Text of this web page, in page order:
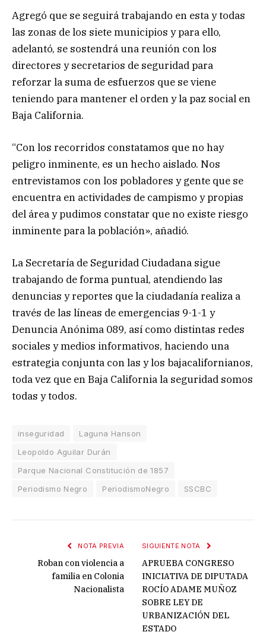
Agregó que se seguirá trabajando en esta y todas
las zonas de los siete municipios y para ello,
adelantó, se sostendrá una reunión con los
directores y secretarios de seguridad para
reforzar la suma de esfuerzos que se viene
teniendo para mantener el orden y la paz social en
Baja California.
“Con los recorridos constatamos que no hay
peligro inminente, es un hecho aislado. Nos
entrevistamos con los pobladores y gente que se
encuentra en actividades de campismo y propias
del área y pudimos constatar que no existe riesgo
inminente para la población», añadió.
La Secretaría de Seguridad Ciudadana sigue
trabajando de forma puntual, atendiendo las
denuncias y reportes que la ciudadanía realiza a
través de las líneas de emergencias 9-1-1 y
Denuncia Anónima 089, así como distintas redes
sociales y medios informativos, haciendo una
estrategia conjunta con las y los bajacalifornianos,
toda vez que en Baja California la seguridad somos
todas y todos.
inseguridad
Laguna Hanson
Leopoldo Aguilar Durán
Parque Nacional Constitución de 1857
Periodismo Negro
PeriodismoNegro SSCBC
NOTA PREVIA
Roban con violencia a
familia en Colonia
Nacionalista
SIGUIENTE NOTA
APRUEBA CONGRESO
INICIATIVA DE DIPUTADA
ROCÍO ADAME MUÑOZ
SOBRE LEY DE
URBANIZACIÓN DEL
ESTADO